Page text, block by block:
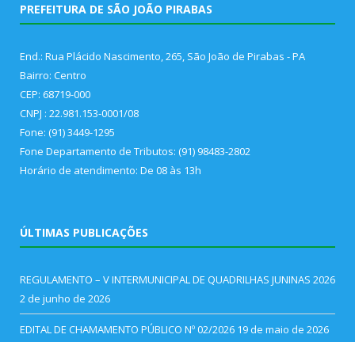
PREFEITURA DE SÃO JOÃO PIRABAS
End.: Rua Plácido Nascimento, 265, São João de Pirabas - PA
Bairro: Centro
CEP: 68719-000
CNPJ : 22.981.153-0001/08
Fone: (91) 3449-1295
Fone Departamento de Tributos: (91) 98483-2802
Horário de atendimento: De 08 às 13h
ÚLTIMAS PUBLICAÇÕES
REGULAMENTO – V INTERMUNICIPAL DE QUADRILHAS JUNINAS 2026
2 de junho de 2026
EDITAL DE CHAMAMENTO PÚBLICO Nº 02/2026 19 de maio de 2026